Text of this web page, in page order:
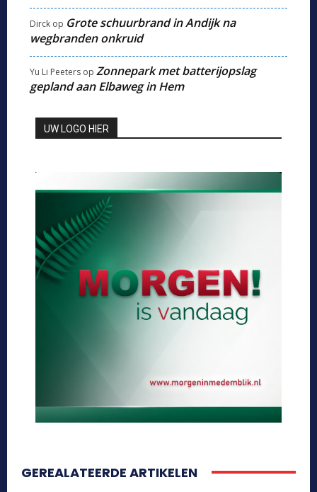
Dirck op Grote schuurbrand in Andijk na
wegbranden onkruid
Yu Li Peeters op Zonnepark met batterijopslag
gepland aan Elbaweg in Hem
UW LOGO HIER
GEREALATEERDE ARTIKELEN